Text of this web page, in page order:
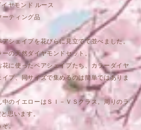
ヤモンド ルース
ティング品
シェイプを花びらに見立てて並べました。
の天然ダイヤモンドセット。
に使ったペアシェイプたち、カラーダイヤ
プ、同サイズで集めるのは簡単ではありま
のイエローはＳＩ－ＶＳクラス。周りのラ
思います。
。